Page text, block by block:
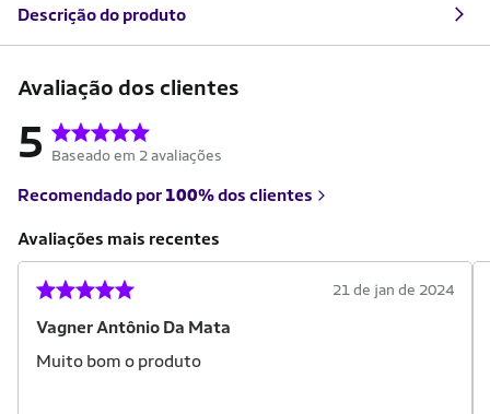
Descrição do produto
Avaliação dos clientes
5 Baseado em 2 avaliações
Recomendado por 100%dos clientes
Avaliações mais recentes
Vagner Antônio Da Mata
21 de jan de 2024
Muito bom o produto